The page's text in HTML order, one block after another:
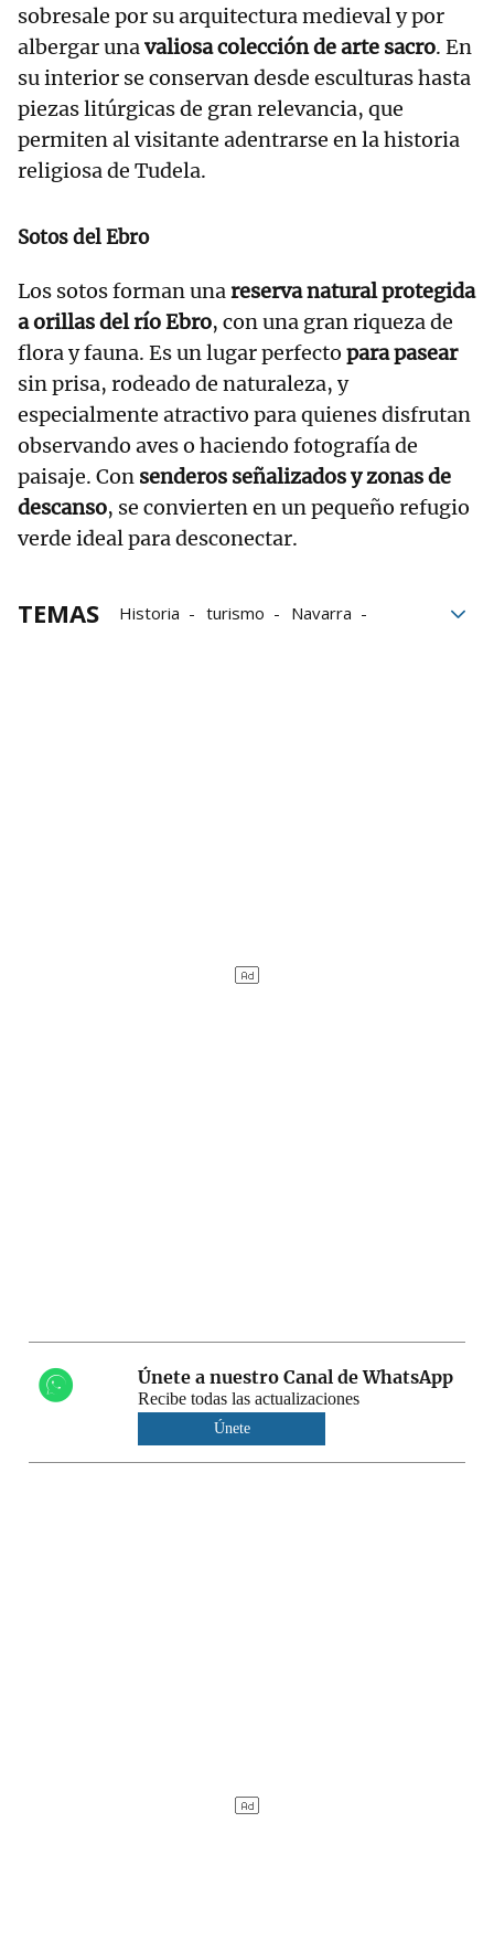
sobresale por su arquitectura medieval y por
albergar unavaliosa colección de arte sacro. En
su interior se conservan desde esculturas hasta
piezas litúrgicas de gran relevancia, que
permiten al visitante adentrarse en la historia
religiosa de Tudela.
Sotos del Ebro
Los sotos forman unareserva natural protegida
a orillas del río Ebro, con una gran riqueza de
flora y fauna. Es un lugar perfecto para pasear
sin prisa, rodeado de naturaleza, y
especialmente atractivo para quienes disfrutan
observando aves o haciendo fotografía de
paisaje. Con senderos señalizados y zonas de
descanso, se convierten en un pequeño refugio
verde ideal para desconectar.
TEMAS Historia turismo
Navarra
Únete a nuestro Canal de WhatsApp
Recibe todas las actualizaciones
Únete